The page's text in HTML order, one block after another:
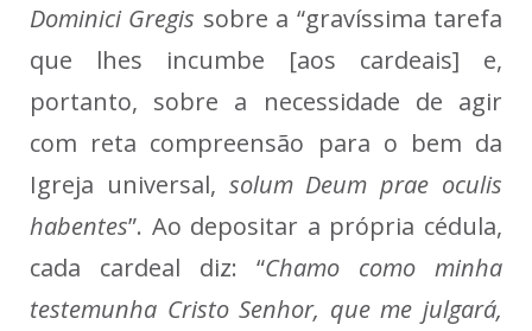
Dominici Gregis sobre a “gravíssima tarefa
que lhes incumbe [aos cardeais] e,
portanto, sobre a necessidade de agir
com reta compreensão para o bem da
Igreja universal, solum Deum prae oculis
habentes”. Ao depositar a própria cédula,
cada cardeal diz: “Chamo como minha
testemunha Cristo Senhor, que me julgará,